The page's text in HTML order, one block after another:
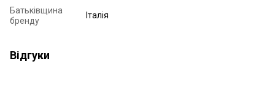
Батьківщина
бренду
Італія
Відгуки